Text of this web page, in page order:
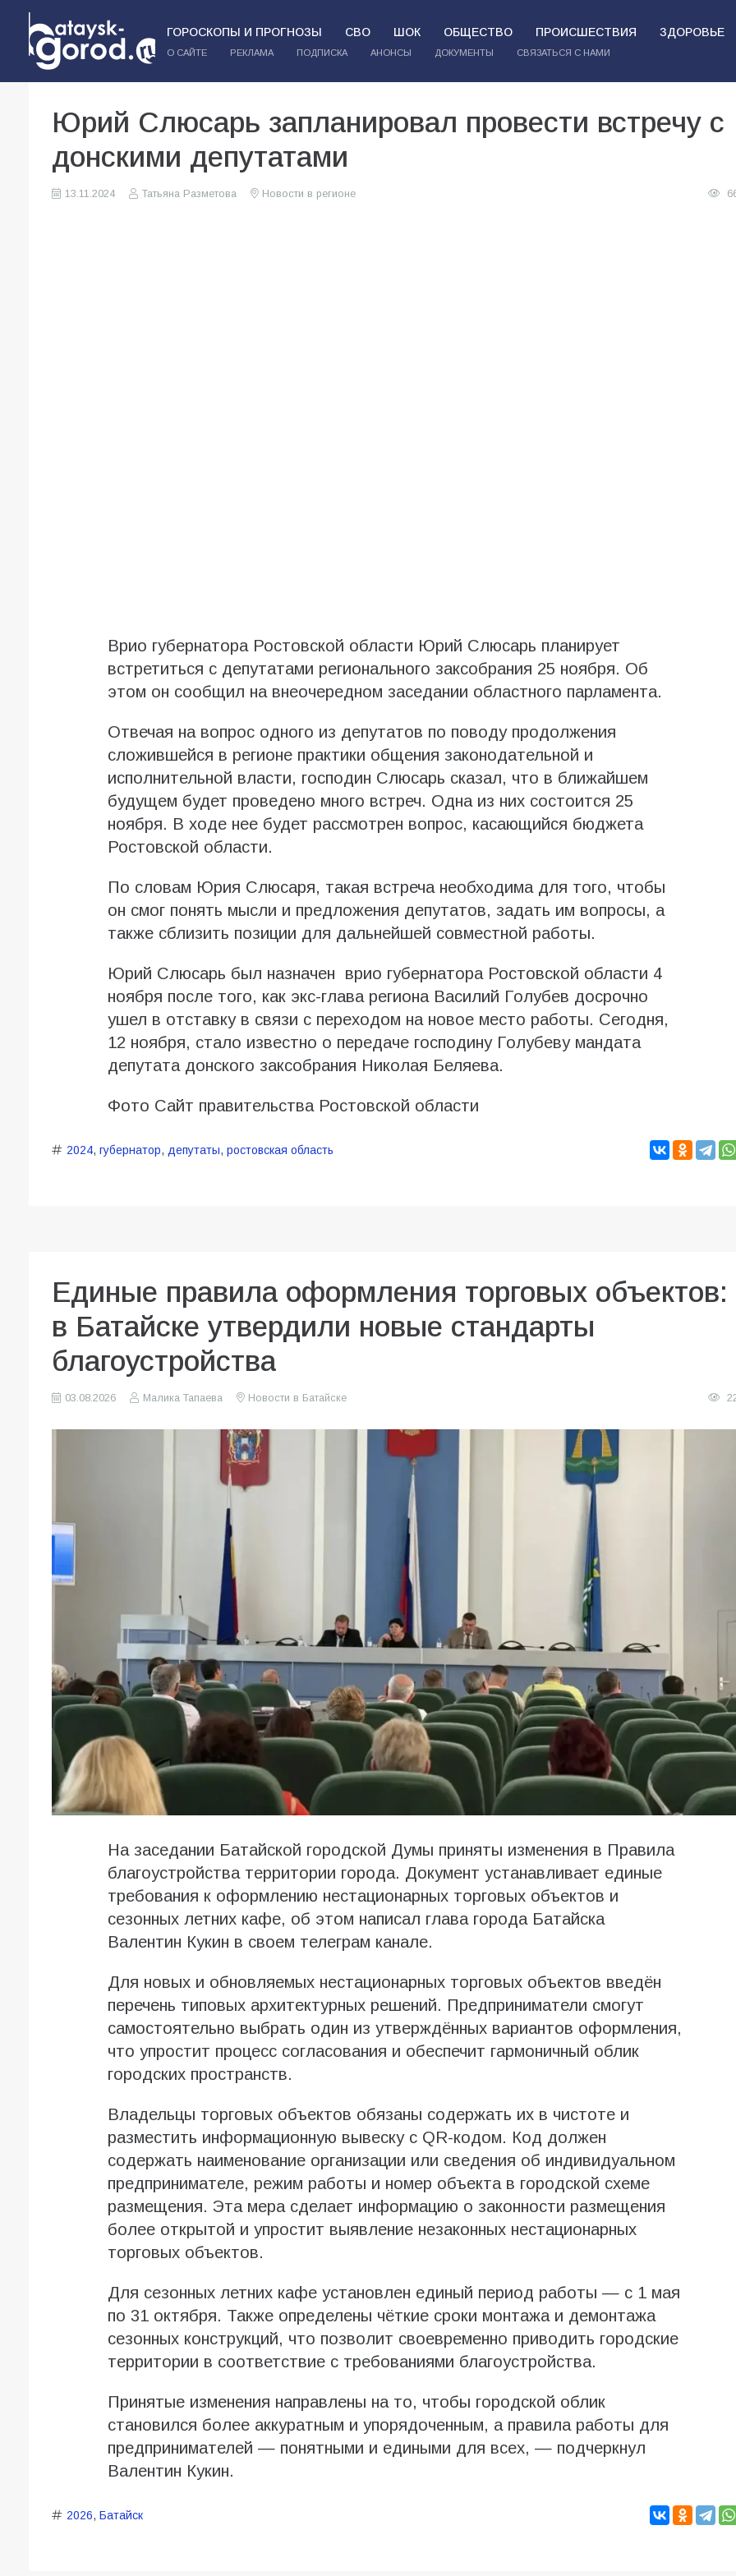
ГОРОСКОПЫ И ПРОГНОЗЫ СВО ШОК ОБЩЕСТВО ПРОИСШЕСТВИЯ ЗДОРОВЬЕ
О САЙТЕ РЕКЛАМА ПОДПИСКА АНОНСЫ ДОКУМЕНТЫ СВЯЗАТЬСЯ С НАМИ
Юрий Слюсарь запланировал провести встречу с
донскими депутатами
13.11.2024 Татьяна Разметова Новости в регионе
Врио губернатора Ростовской области Юрий Слюсарь планирует
встретиться с депутатами регионального заксобрания 25 ноября. Об
этом он сообщил на внеочередном заседании областного парламента.
Отвечая на вопрос одного из депутатов по поводу продолжения
сложившейся в регионе практики общения законодательной и
исполнительной власти, господин Слюсарь сказал, что в ближайшем
будущем будет проведено много встреч. Одна из них состоится 25
ноября. В ходе нее будет рассмотрен вопрос, касающийся бюджета
Ростовской области.
По словам Юрия Слюсаря, такая встреча необходима для того, чтобы
он смог понять мысли и предложения депутатов, задать им вопросы, а
также сблизить позиции для дальнейшей совместной работы.
Юрий Слюсарь был назначен врио губернатора Ростовской области 4
ноября после того, как экс-глава региона Василий Голубев досрочно
ушел в отставку в связи с переходом на новое место работы. Сегодня,
12 ноября, стало известно о передаче господину Голубеву мандата
депутата донского заксобрания Николая Беляева.
Фото Сайт правительства Ростовской области
2024, губернатор, депутаты, ростовская область
Единые правила оформления торговых объектов:
в Батайске утвердили новые стандарты
благоустройства
03.08.2026 Малика Тапаева Новости в Батайске
На заседании Батайской городской Думы приняты изменения в Правила
благоустройства территории города. Документ устанавливает единые
требования к оформлению нестационарных торговых объектов и
сезонных летних кафе, об этом написал глава города Батайска
Валентин Кукин в своем телеграм канале.
Для новых и обновляемых нестационарных торговых объектов введён
перечень типовых архитектурных решений. Предприниматели смогут
самостоятельно выбрать один из утверждённых вариантов оформления,
что упростит процесс согласования и обеспечит гармоничный облик
городских пространств.
Владельцы торговых объектов обязаны содержать их в чистоте и
разместить информационную вывеску с QR-кодом. Код должен
содержать наименование организации или сведения об индивидуальном
предпринимателе, режим работы и номер объекта в городской схеме
размещения. Эта мера сделает информацию о законности размещения
более открытой и упростит выявление незаконных нестационарных
торговых объектов.
Для сезонных летних кафе установлен единый период работы — с 1 мая
по 31 октября. Также определены чёткие сроки монтажа и демонтажа
сезонных конструкций, что позволит своевременно приводить городские
территории в соответствие с требованиями благоустройства.
Принятые изменения направлены на то, чтобы городской облик
становился более аккуратным и упорядоченным, а правила работы для
предпринимателей — понятными и едиными для всех, — подчеркнул
Валентин Кукин.
2026, Батайск